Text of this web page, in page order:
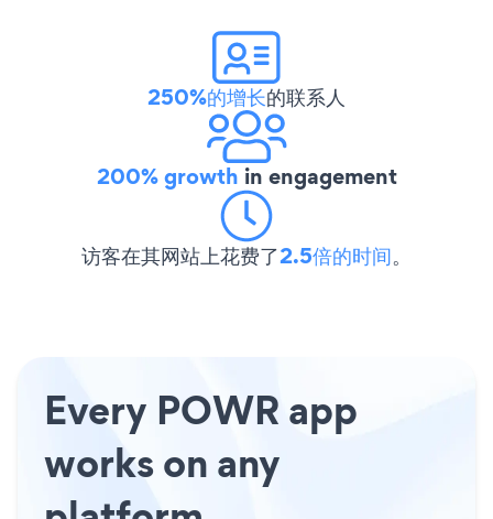
250%的增长的联系人
200% growth in engagement
访客在其网站上花费了2.5倍的时间。
Every POWR app
works on any